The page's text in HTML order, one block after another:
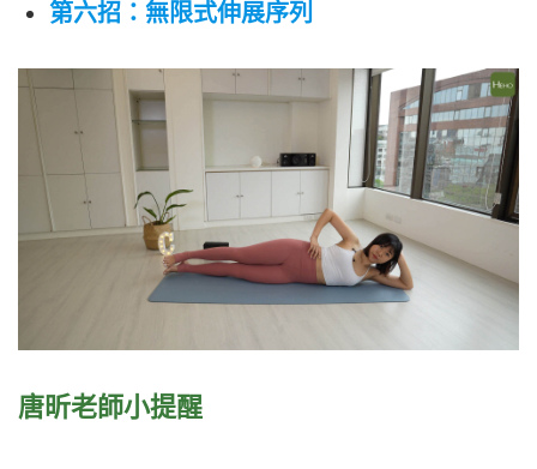
第六招：無限式伸展序列
唐昕老師小提醒